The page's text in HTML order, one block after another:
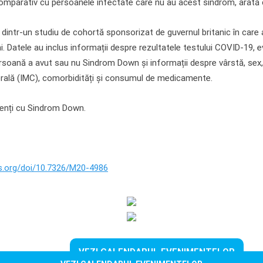
cu persoanele infectate care nu au acest sindrom,
un studiu de cohortă sponsorizat de guvernul britanic în care
Datele au inclus informații despre rezultatele testului COVID-19,
a avut sau nu Sindrom Down și informații despre vârstă,
(IMC), comorbidități și consumul de medicamente.
cu Sindrom Down.
doi/10.7326/M20-4986
VEZI CALENDARUL EVENIMENTELOR